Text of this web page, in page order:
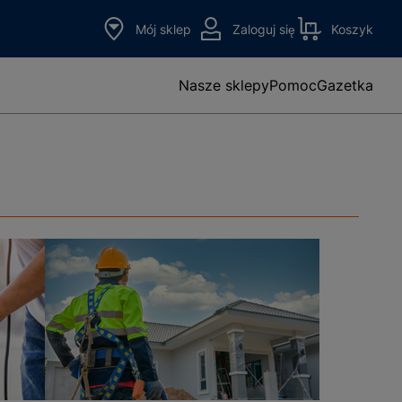
Mój sklep Zaloguj się Koszyk
Nasze sklepyPomocGazetka